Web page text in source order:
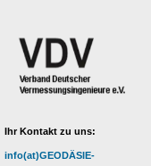
Ihr Kontakt zu uns:
info(at)GEODÄSIE-